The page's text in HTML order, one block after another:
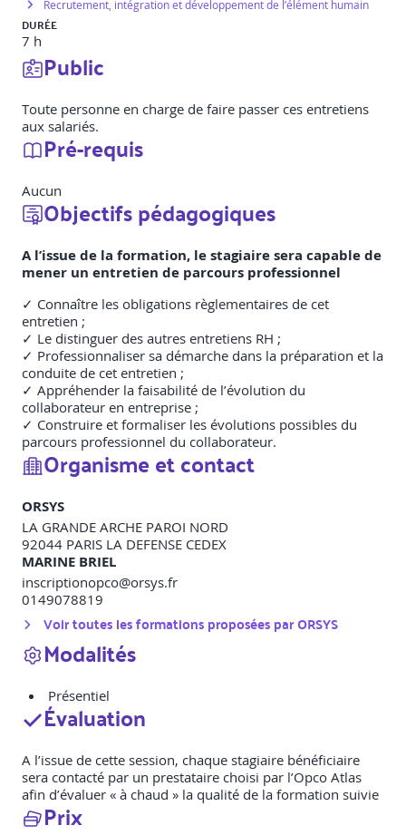
Recrutement, intégration et développement de l’élément humain
DURÉE
7 h
Public
Toute personne en charge de faire passer ces entretiens
aux salariés.
Pré-requis
Aucun
Objectifs pédagogiques
A l’issue de la formation, le stagiaire sera capable de
mener un entretien de parcours professionnel
✓ Connaître les obligations règlementaires de cet
entretien ;
✓ Le distinguer des autres entretiens RH ;
✓ Professionnaliser sa démarche dans la préparation et la
conduite de cet entretien ;
✓ Appréhender la faisabilité de l’évolution du
collaborateur en entreprise ;
✓ Construire et formaliser les évolutions possibles du
parcours professionnel du collaborateur.
Organisme et contact
ORSYS
LA GRANDE ARCHE PAROI NORD
92044 PARIS LA DEFENSE CEDEX
MARINE BRIEL
inscriptionopco@orsys.fr
0149078819
Voir toutes les formations proposées parORSYS
Modalités
Présentiel
Évaluation
A l’issue de cette session, chaque stagiaire bénéficiaire
sera contacté par un prestataire choisi par l’Opco Atlas
afin d’évaluer « à chaud » la qualité de la formation suivie
Prix